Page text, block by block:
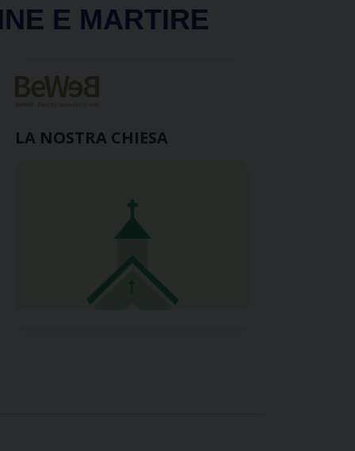
E MARTIRE
LA NOSTRA CHIESA